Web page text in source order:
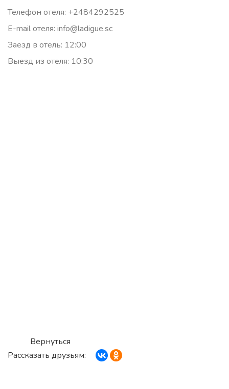
Телефон отеля: +2484292525
E-mail отеля: info@ladigue.sc
Заезд в отель: 12:00
Выезд из отеля: 10:30
Вернуться
Рассказать друзьям: